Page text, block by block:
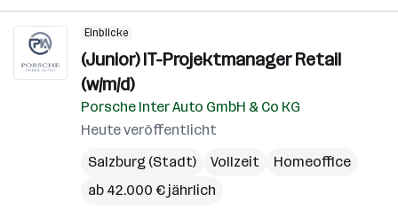
Einblicke
(Junior) IT-Projektmanager Retail
(w/m/d)
Porsche Inter Auto GmbH & Co KG
Heute veröffentlicht
Salzburg (Stadt)
Vollzeit
Homeoffice
ab 42.000 € jährlich